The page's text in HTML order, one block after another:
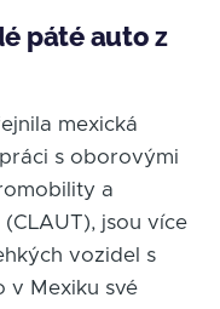
páté auto z
mexická
s oborovými
a
jsou více
vozidel s
v Mexiku své